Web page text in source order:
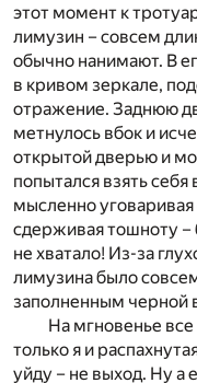
этот момент к
лимузин – совсем
обычно нанимают. В
в кривом зеркале,
отражение. Заднюю
метнулось вбок и
открытой дверью и
попытался взять себя
мысленно уговаривая
сдерживая тошноту –
не хватало! Из-за
лимузина было
заполненным черной
На мгновенье все
только я и
уйду – не выход. Ну а